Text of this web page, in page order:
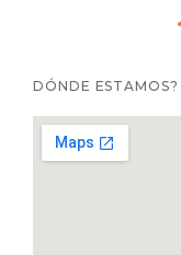
DÓNDE ESTAMOS?